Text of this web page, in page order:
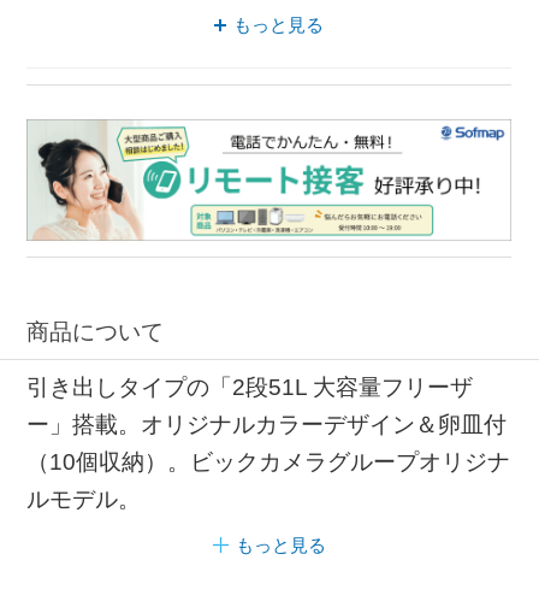
もっと見る
商品について
引き出しタイプの「2段51L 大容量フリーザ
ー」搭載。オリジナルカラーデザイン＆卵皿付
（10個収納）。ビックカメラグループオリジナ
ルモデル。
もっと見る